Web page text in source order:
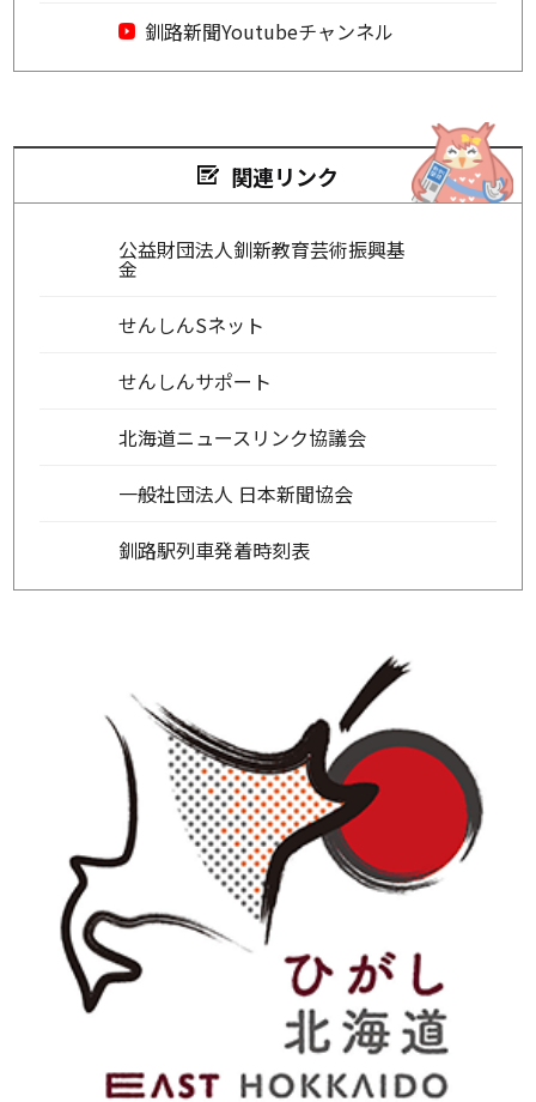
釧路新聞Youtubeチャンネル
関連リンク
公益財団法人釧新教育芸術振興基
金
せんしんSネット
せんしんサポート
北海道ニュースリンク協議会
一般社団法人 日本新聞協会
釧路駅列車発着時刻表